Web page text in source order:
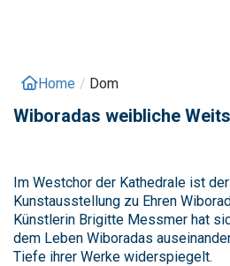
Home / Dom
Wiboradas weibliche
Im Westchor der Kathedrale ist
Kunstausstellung zu Ehren
Künstlerin Brigitte Messmer hat
dem Leben Wiboradas
Tiefe ihrer Werke widerspiegelt.